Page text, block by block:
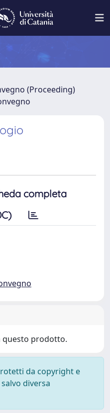
(Proceeding)
completa
questo prodotto.
da copyright e
diversa